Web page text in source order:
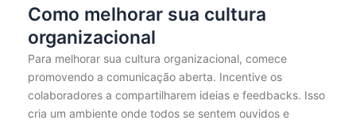
Como melhorar sua cultura
organizacional
Para melhorar sua cultura organizacional, comece
promovendo a comunicação aberta. Incentive os
colaboradores a compartilharem ideias e feedbacks. Isso
cria um ambiente onde todos se sentem ouvidos e